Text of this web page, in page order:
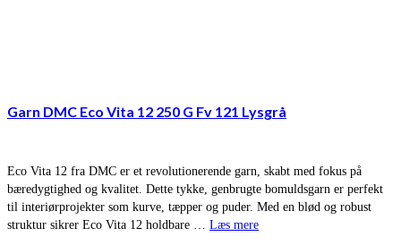
Garn DMC Eco Vita 12 250 G Fv 121 Lysgrå
Eco Vita 12 fra DMC er et revolutionerende garn, skabt med fokus på
bæredygtighed og kvalitet. Dette tykke, genbrugte bomuldsgarn er perfekt
til interiørprojekter som kurve, tæpper og puder. Med en blød og robust
struktur sikrer Eco Vita 12 holdbare … Læs mere